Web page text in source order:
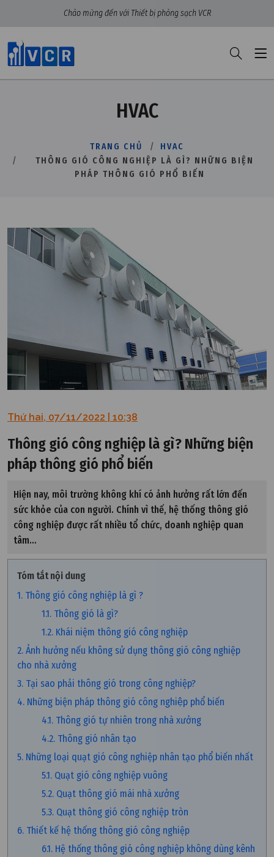
Chào mừng đến với Thiết bị phòng sạch VCR
HVAC
TRANG CHỦ
HVAC
THÔNG GIÓ CÔNG NGHIỆP LÀ GÌ? NHỮNG BIỆN
PHÁP THÔNG GIÓ PHỔ BIẾN
Thứ hai, 07/11/2022 | 10:38
Thông gió công nghiệp là gì? Những biện
pháp thông gió phổ biến
Hiện nay, môi trường không khí có ảnh hưởng rất lớn đến
sức khỏe của con người. Chính vì thế, hệ thống thông gió
công nghiệp được rất nhiều tổ chức, doanh nghiệp quan
tâm…
Tóm tắt nội dung
1. Thông gió công nghiệp là gì ?
1.1. Thông gió là gì?
1.2. Khái niệm thông gió công nghiệp
2. Ảnh hưởng nếu không sử dụng thông gió công nghiệp
cho nhà xưởng
3. Tại sao phải thông gió trong công nghiệp?
4. Những biện pháp thông gió công nghiệp phổ biến
4.1. Thông gió tự nhiên trong nhà xưởng
4.2. Thông gió nhân tạo
5. Những loại quạt gió công nghiệp nhân tạo phổ biến nhất
5.1. Quạt gió công nghiệp vuông
5.2. Quạt thông gió mái nhà xưởng
5.3. Quạt thông gió công nghiệp tròn
6. Thiết kế hệ thống thông gió công nghiệp
6.1. Hệ thống thông gió công nghiệp không dùng kênh